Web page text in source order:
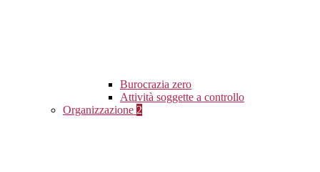
Burocrazia zero
Attività soggette a controllo
Organizzazione 2